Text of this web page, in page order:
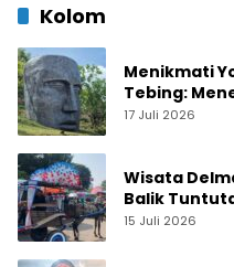
Kolom
Menikmati
Tebing:
Jogja yang
17 Juli 2026
Wisata
Balik
15 Juli 2026